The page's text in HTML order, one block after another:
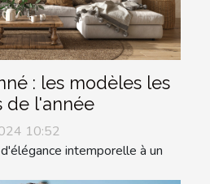
: les modèles les
de l'année
10:52
intemporelle à un